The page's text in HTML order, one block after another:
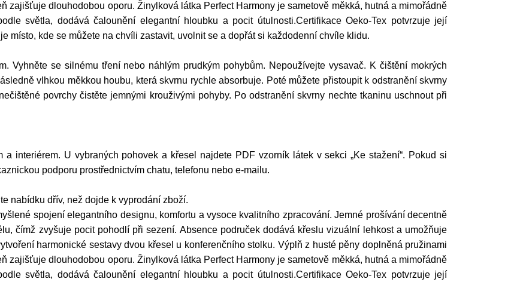
zajišťuje dlouhodobou oporu. Žinylková látka Perfect Harmony je sametově měkká, hutná a mimořádně
světla, dodává čalounění elegantní hloubku a pocit útulnosti.Certifikace Oeko-Tex potvrzuje její
místo, kde se můžete na chvíli zastavit, uvolnit se a dopřát si každodenní chvíle klidu.
Vyhněte se silnému tření nebo náhlým prudkým pohybům. Nepoužívejte vysavač. K čištění mokrých
vlhkou měkkou houbu, která skvrnu rychle absorbuje. Poté můžete přistoupit k odstranění skvrny
povrchy čistěte jemnými krouživými pohyby. Po odstranění skvrny nechte tkaninu uschnout při
interiérem. U vybraných pohovek a křesel najdete PDF vzorník látek v sekci „Ke stažení“. Pokud si
podporu prostřednictvím chatu, telefonu nebo e-mailu.
nabídku dřív, než dojde k vyprodání zboží.
spojení elegantního designu, komfortu a vysoce kvalitního zpracování. Jemné prošívání decentně
čímž zvyšuje pocit pohodlí při sezení. Absence područek dodává křeslu vizuální lehkost a umožňuje
harmonické sestavy dvou křesel u konferenčního stolku. Výplň z husté pěny doplněná pružinami
zajišťuje dlouhodobou oporu. Žinylková látka Perfect Harmony je sametově měkká, hutná a mimořádně
světla, dodává čalounění elegantní hloubku a pocit útulnosti.Certifikace Oeko-Tex potvrzuje její